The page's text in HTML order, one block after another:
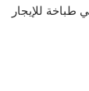
طباخة للإيجار